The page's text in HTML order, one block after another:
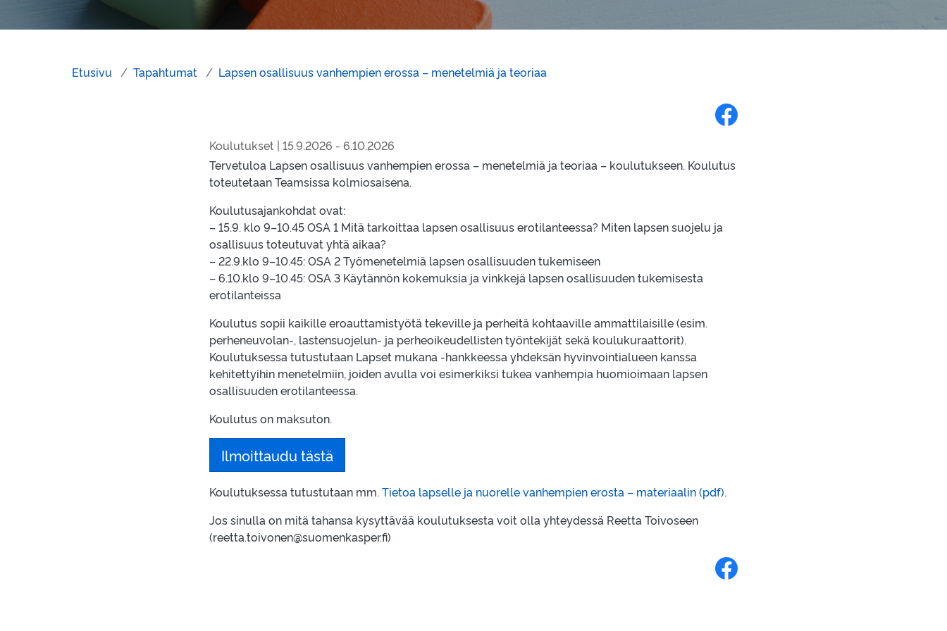
Etusivu Tapahtumat Lapsen osallisuus vanhempien erossa – menetelmiä ja teoriaa
Koulutukset | 15.9.2026 - 6.10.2026
Tervetuloa Lapsen osallisuus vanhempien erossa – menetelmiä ja teoriaa – koulutukseen. Koulutus
toteutetaan Teamsissa kolmiosaisena.
Koulutusajankohdat ovat:
– 15.9. klo 9–10.45 OSA 1 Mitä tarkoittaa lapsen osallisuus erotilanteessa? Miten lapsen suojelu ja
osallisuus toteutuvat yhtä aikaa?
– 22.9.klo 9–10.45: OSA 2 Työmenetelmiä lapsen osallisuuden tukemiseen
– 6.10.klo 9–10.45: OSA 3 Käytännön kokemuksia ja vinkkejä lapsen osallisuuden tukemisesta
erotilanteissa
Koulutus sopii kaikille eroauttamistyötä tekeville ja perheitä kohtaaville ammattilaisille (esim.
perheneuvolan-, lastensuojelun- ja perheoikeudellisten työntekijät sekä koulukuraattorit).
Koulutuksessa tutustutaan Lapset mukana -hankkeessa yhdeksän hyvinvointialueen kanssa
kehitettyihin menetelmiin, joiden avulla voi esimerkiksi tukea vanhempia huomioimaan lapsen
osallisuuden erotilanteessa.
Koulutus on maksuton.
Ilmoittaudu tästä
Koulutuksessa tutustutaan mm. Tietoa lapselle ja nuorelle vanhempien erosta – materiaalin (pdf).
Jos sinulla on mitä tahansa kysyttävää koulutuksesta voit olla yhteydessä Reetta Toivoseen
(reetta.toivonen@suomenkasper.fi)